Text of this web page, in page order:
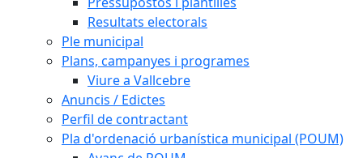
Resultats electorals
Ple municipal
Plans, campanyes i programes
Viure a Vallcebre
Anuncis / Edictes
Perfil de contractant
Pla d'ordenació urbanística municipal (POUM)